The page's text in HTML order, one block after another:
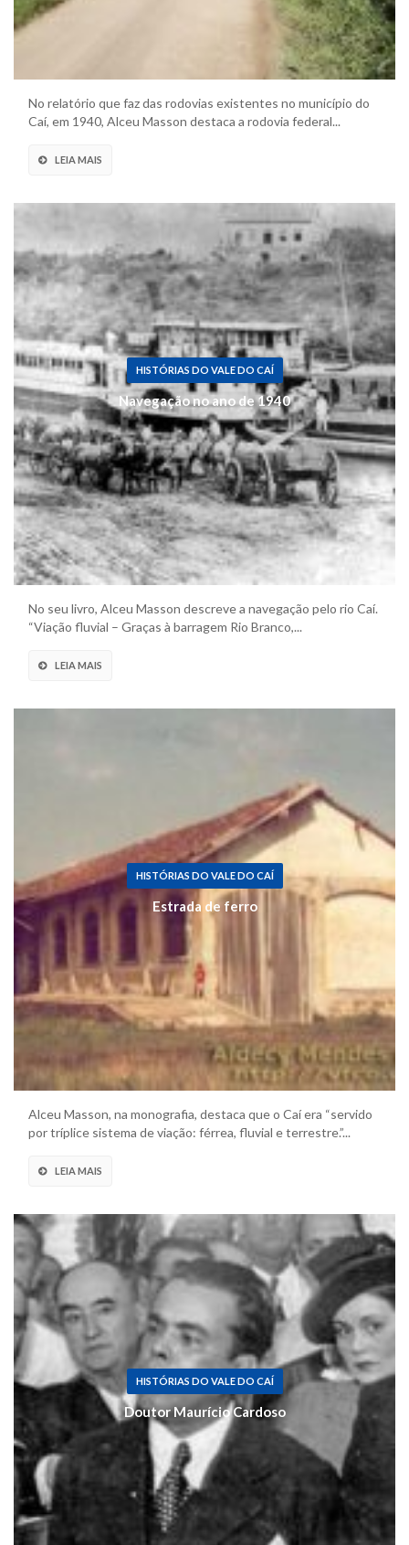
No relatório que faz das rodovias existentes no município do
Caí, em 1940, Alceu Masson destaca a rodovia federal...
LEIA MAIS
HISTÓRIAS DO VALE DO CAÍ
Navegação no ano de 1940
No seu livro, Alceu Masson descreve a navegação pelo rio Caí.
“Viação fluvial – Graças à barragem Rio Branco,...
LEIA MAIS
HISTÓRIAS DO VALE DO CAÍ
Estrada de ferro
Alceu Masson, na monografia, destaca que o Caí era “servido
por tríplice sistema de viação: férrea, fluvial e terrestre.”...
LEIA MAIS
HISTÓRIAS DO VALE DO CAÍ
Doutor Maurício Cardoso